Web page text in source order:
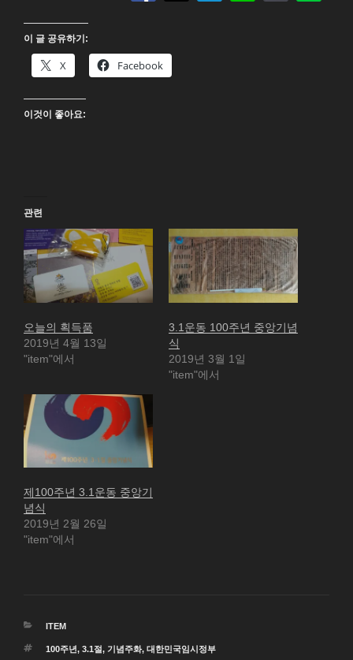
이 글 공유하기:
X Facebook
이것이 좋아요:
관련
오늘의 획득품
2019년 4월 13일
"item"에서
3.1운동 100주년 중앙기념
식
2019년 3월 1일
"item"에서
제100주년 3.1운동 중앙기
념식
2019년 2월 26일
"item"에서
카
고
ITEM
태
100주년, 3.1절, 기념주화, 대한민국임시정부